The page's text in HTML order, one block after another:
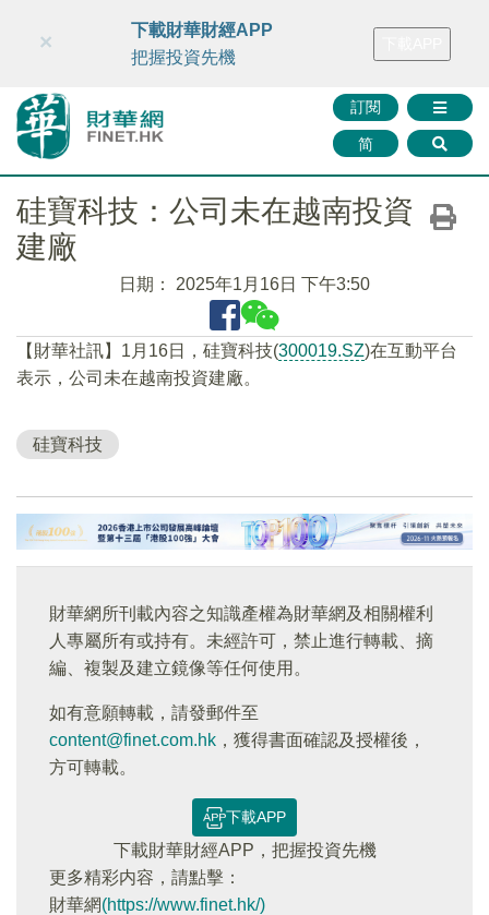
財華智庫網 FINTV FINMETA 財華證券 媒體矩陣
訂閱
简
×
下載財華財經APP
把握投資先機
硅寶科技：公司未在越南投資
建廠
日期： 2025年1月16日 下午3:50
【財華社訊】1月16日，硅寶科技(300019.SZ)在互動平台
表示，公司未在越南投資建廠。
硅寶科技
財華網所刊載內容之知識產權為財華網及相關權利
人專屬所有或持有。未經許可，禁止進行轉載、摘
編、複製及建立鏡像等任何使用。
如有意願轉載，請發郵件至
content@finet.com.hk ，獲得書面確認及授權後，
方可轉載。
下載APP
下載財華財經APP，把握投資先機
更多精彩内容，請點擊：
財華網(https://www.finet.hk/)